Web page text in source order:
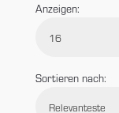
Sortieren nach:
Anzeigen: